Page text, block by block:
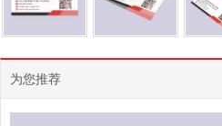
为您推荐